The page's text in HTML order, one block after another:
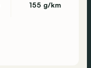
155 g/km